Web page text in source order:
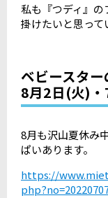
私も『つディ』
掛けたいと思って
ベビースター
8月2日(火)
8月も沢山夏休み
ぱいあります。
https://